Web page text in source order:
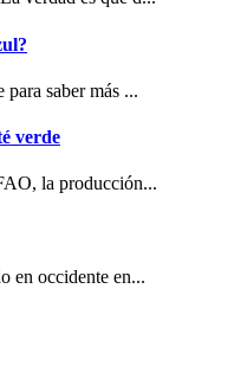
saber más ...
verde
la producción...
en occidente en...